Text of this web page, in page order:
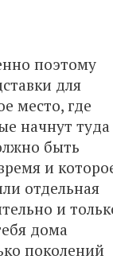
поэтому
для
место, где
начнут туда
быть
и
отдельная
и
дома
поколений